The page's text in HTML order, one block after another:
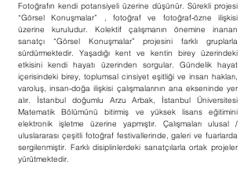
Fotoğrafın kendi potansiyeli üzerine düşünür. Sürekli projesi
“Görsel Konuşmalar” , fotoğraf ve fotoğraf-özne ilişkisi
üzerine kuruludur. Kolektif çalışmanın önemine inanan
sanatçı “Görsel Konuşmalar” projesini farklı gruplarla
sürdürmektedir. Yaşadığı kent ve kentin birey üzerindeki
etkisini kendi hayatı üzerinden sorgular. Gündelik hayat
içerisindeki birey, toplumsal cinsiyet eşitliği ve insan hakları,
varoluş, insan-doğa ilişkisi çalışmalarının ana ekseninde yer
alır. İstanbul doğumlu Arzu Arbak, İstanbul Üniversitesi
Matematik Bölümünü bitirmiş ve yüksek lisans eğitimini
elektronik işletme üzerine yapmıştır. Çalışmaları ulusal /
uluslararası çeşitli fotoğraf festivallerinde, galeri ve fuarlarda
sergilenmiştir. Farklı disiplinlerdeki sanatçılarla ortak projeler
yürütmektedir.